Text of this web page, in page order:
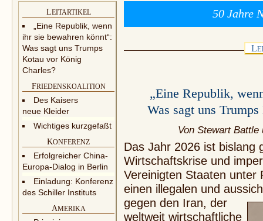
LEITARTIKEL
„Eine Republik, wenn
ihr sie bewahren könnt“:
Was sagt uns Trumps
Kotau vor König
Charles?
FRIEDENSKOALITION
Des Kaisers
neue Kleider
Wichtiges kurzgefaßt
KONFERENZ
Erfolgreicher China-
Europa-Dialog in Berlin
Einladung: Konferenz
des Schiller Instituts
AMERIKA
50 Jahre
L
„Eine Republik,
Was sagt uns
Von Stewart Battle
Das Jahr 2026 ist bislang
Wirtschaftskrise und
Vereinigten Staaten unter
einen illegalen und
gegen den Iran, der
weltweit wirtschaftliche